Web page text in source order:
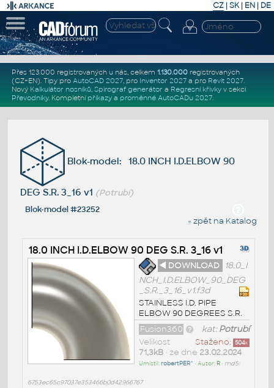
CZ | SK| EN | DE
Přes 123.000 registrovaných u nás, celkem 1.130.000registrovaných
(CZ+EN). Tipy pro AutoCAD 2027, pro Inventor 2027a pro Revit 2027.
Nový Kalkulátor nosníků, Spirograf generátor a Regresní křivkyv sekci
Převodníky. Kompletní příkazya proměnné AutoCADu 2027.
Blok-model: 18.0 INCH I.D.ELBOW 90
DEG S.R. 3_16 v1 (Potrubí)
Blok-model #23252
« zpět na Katalog
18.0 INCH I.D.ELBOW 90 DEG S.R. 3_16 v1
◄ DOWNLOAD
18.0_I
NCH_I.D.ELBOW_90_DEG
_S.R._3_16_v1.f3d
STAINLESS I.D. PIPE
ELBOW 90 DEGREES S.R.
kat:Potrubí
Fusion360
Staženo: 504x
Velikost
71,3kB• ze dne 23.02.2024
Umístil:robertPER^ • Autor: R• md5:
6753ec65c97037e353466b0d42966767